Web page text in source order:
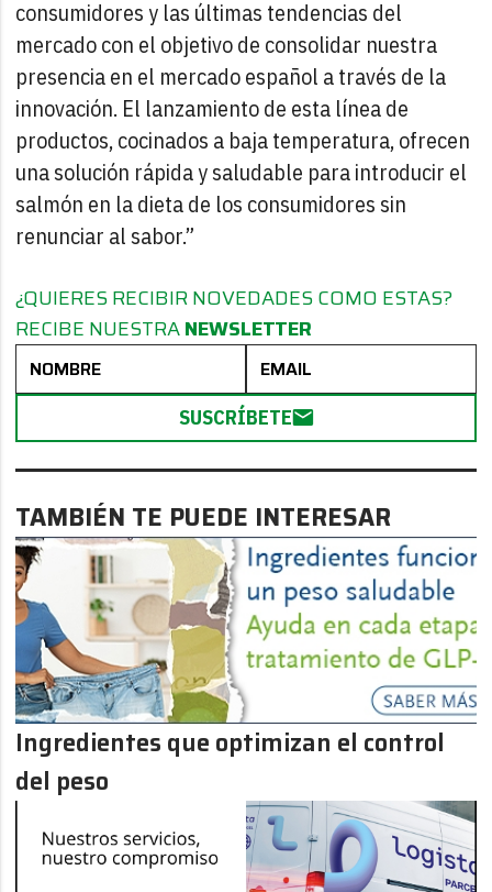
consumidores y las últimas tendencias del
mercado con el objetivo de consolidar nuestra
presencia en el mercado español a través de la
innovación. El lanzamiento de esta línea de
productos, cocinados a baja temperatura, ofrecen
una solución rápida y saludable para introducir el
salmón en la dieta de los consumidores sin
renunciar al sabor.”
¿QUIERES RECIBIR NOVEDADES COMO ESTAS?
RECIBE NUESTRANEWSLETTER
SUSCRÍBETE
TAMBIÉN TE PUEDE INTERESAR
Ingredientes que optimizan el control
del peso